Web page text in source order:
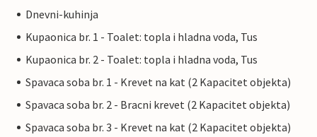
Dnevni-kuhinja
Kupaonica br. 1 - Toalet: topla i hladna voda, Tus
Kupaonica br. 2 - Toalet: topla i hladna voda, Tus
Spavaca soba br. 1 - Krevet na kat (2 Kapacitet objekta)
Spavaca soba br. 2 - Bracni krevet (2 Kapacitet objekta)
Spavaca soba br. 3 - Krevet na kat (2 Kapacitet objekta)